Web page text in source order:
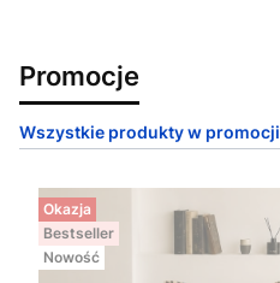
Promocje
Wszystkie produkty w promocji
Okazja
Bestseller
Nowość